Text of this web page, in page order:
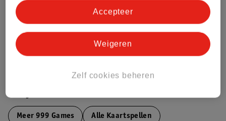
Meer informatie
Bestel & Bezorginformatie
Bekijk ook
Meer 999 Games Alle Kaartspellen
Zelf cookies beheren
Weigeren
Accepteer